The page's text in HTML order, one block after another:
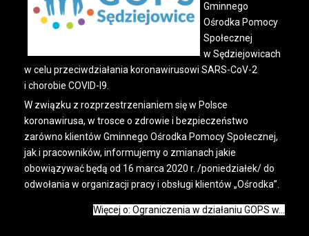
Gminnego
Ośrodka Pomocy
Społecznej
w Sędziejowicach
w celu przeciwdziałania koronawirusowi SARS-CoV-2
i chorobie COVID-l9.
W związku z rozprzestrzenianiem się w Polsce
koronawirusa, w trosce o zdrowie i bezpieczeństwo
zarówno klientów Gminnego Ośrodka Pomocy Społecznej,
jak i pracowników, informujemy o zmianach jakie
obowiązywać będą od 16 marca 2020 r. /poniedziałek/ do
odwołania w organizacji pracy i obsługi klientów „Ośrodka”.
Więcej o: Ograniczenia w działaniu GOPS w...